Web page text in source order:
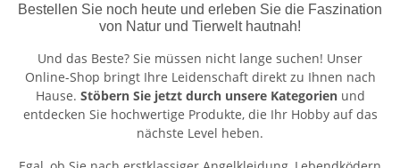
Bestellen Sie noch heute und erleben Sie die Faszination
von Natur und Tierwelt hautnah!
Und das Beste? Sie müssen nicht lange suchen! Unser
Online-Shop bringt Ihre Leidenschaft direkt zu Ihnen nach
Hause. Stöbern Sie jetzt durch unsere Kategorienund
entdecken Sie hochwertige Produkte, die Ihr Hobby auf das
nächste Level heben.